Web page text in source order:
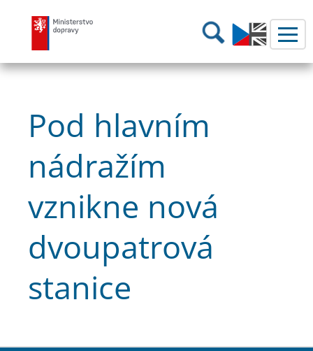
Ministerstvo dopravy Hledání
Pod hlavním
nádražím
vznikne nová
dvoupatrová
stanice